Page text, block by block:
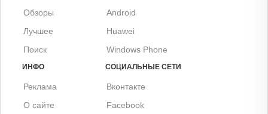
Обзоры
Лучшее
Поиск
Android
Huawei
Windows Phone
ИНФО
Реклама
О сайте
СОЦИАЛЬНЫЕ СЕТИ
Вконтакте
Facebook